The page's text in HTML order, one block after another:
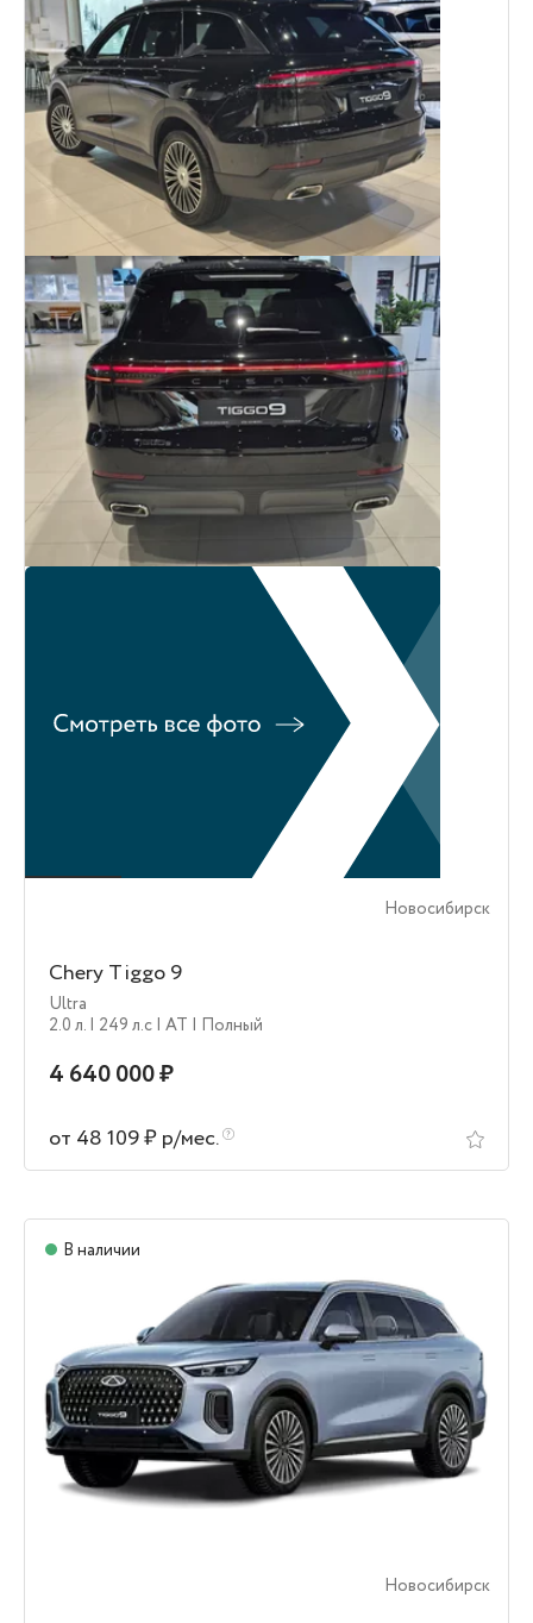
Новосибирск
Chery Tiggo 9
Ultra
2.0 л. | 249 л.c | AT | Полный
4 640 000 ₽
от 48 109 ₽ р/мес.
В наличии
Новосибирск